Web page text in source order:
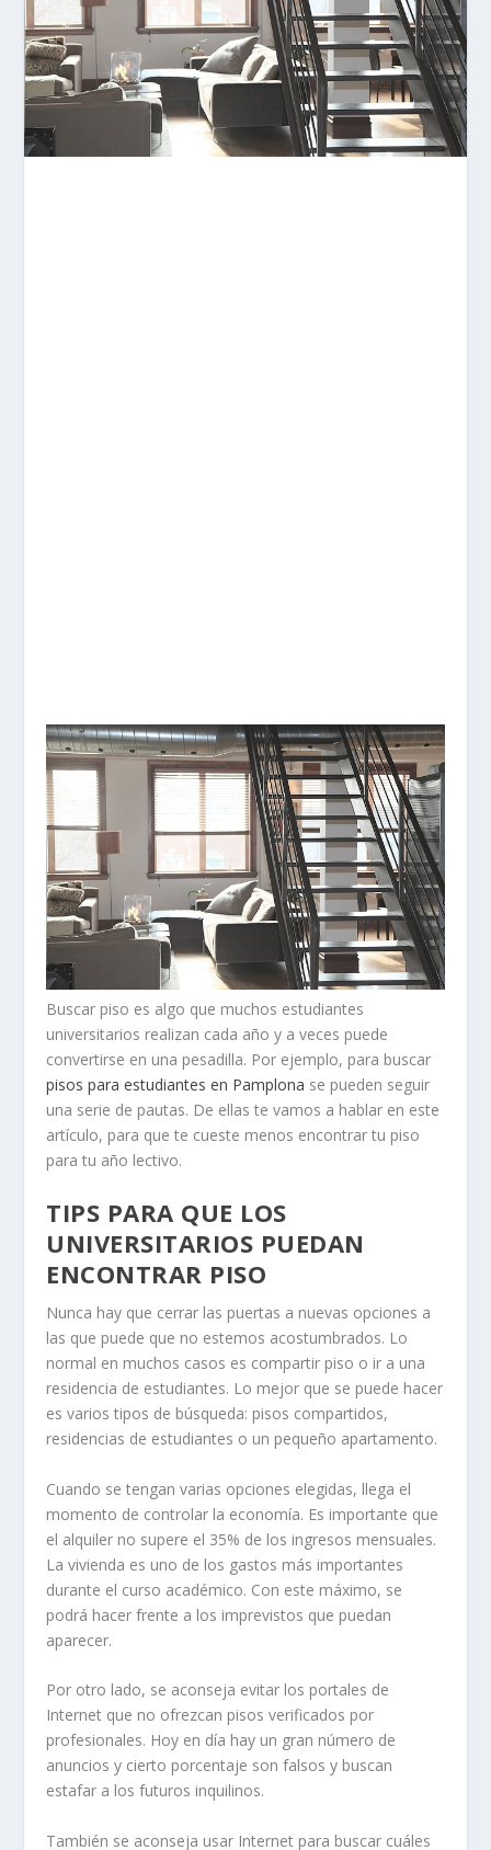
Buscar piso es algo que muchos estudiantes
universitarios realizan cada año y a veces puede
convertirse en una pesadilla. Por ejemplo, para buscar
pisos para estudiantes en Pamplona se pueden seguir
una serie de pautas. De ellas te vamos a hablar en este
artículo, para que te cueste menos encontrar tu piso
para tu año lectivo.
TIPS PARA QUE LOS
UNIVERSITARIOS PUEDAN
ENCONTRAR PISO
Nunca hay que cerrar las puertas a nuevas opciones a
las que puede que no estemos acostumbrados. Lo
normal en muchos casos es compartir piso o ir a una
residencia de estudiantes. Lo mejor que se puede hacer
es varios tipos de búsqueda: pisos compartidos,
residencias de estudiantes o un pequeño apartamento.
Cuando se tengan varias opciones elegidas, llega el
momento de controlar la economía. Es importante que
el alquiler no supere el 35% de los ingresos mensuales.
La vivienda es uno de los gastos más importantes
durante el curso académico. Con este máximo, se
podrá hacer frente a los imprevistos que puedan
aparecer.
Por otro lado, se aconseja evitar los portales de
Internet que no ofrezcan pisos verificados por
profesionales. Hoy en día hay un gran número de
anuncios y cierto porcentaje son falsos y buscan
estafar a los futuros inquilinos.
También se aconseja usar Internet para buscar cuáles